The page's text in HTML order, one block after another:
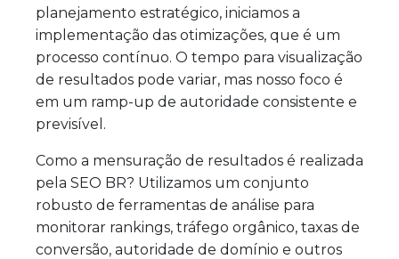
planejamento estratégico, iniciamos a
implementação das otimizações, que é um
processo contínuo. O tempo para visualização
de resultados pode variar, mas nosso foco é
em um ramp-up de autoridade consistente e
previsível.
Como a mensuração de resultados é realizada
pela SEO BR? Utilizamos um conjunto
robusto de ferramentas de análise para
monitorar rankings, tráfego orgânico, taxas de
conversão, autoridade de domínio e outros